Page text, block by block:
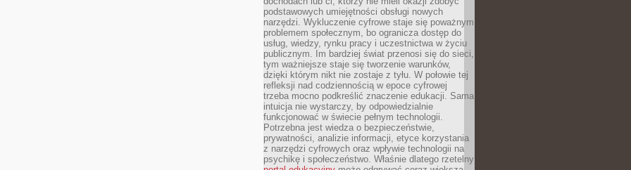
podstawowych umiejętności obsługi nowych
narzędzi. Wykluczenie cyfrowe staje się poważnym
problemem społecznym, bo ogranicza dostęp do
usług, wiedzy, rynku pracy i uczestnictwa w życiu
publicznym. Im bardziej świat przenosi się do sieci,
tym ważniejsze staje się tworzenie warunków,
dzięki którym nikt nie zostaje z tyłu. W połowie tej
refleksji nad codziennością w epoce cyfrowej
trzeba mocno podkreślić znaczenie edukacji. Sama
intuicja nie wystarczy, by odpowiedzialnie
funkcjonować w świecie pełnym technologii.
Potrzebna jest wiedza o bezpieczeństwie,
prywatności, analizie informacji, etyce korzystania
z narzędzi cyfrowych oraz wpływie technologii na
psychikę i społeczeństwo. Właśnie dlatego rzetelny